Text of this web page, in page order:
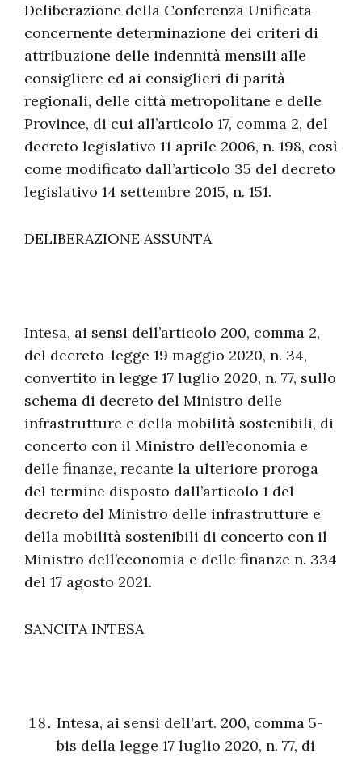
Deliberazione della Conferenza Unificata
concernente determinazione dei criteri di
attribuzione delle indennità mensili alle
consigliere ed ai consiglieri di parità
regionali, delle città metropolitane e delle
Province, di cui all’articolo 17, comma 2, del
decreto legislativo 11 aprile 2006, n. 198, così
come modificato dall’articolo 35 del decreto
legislativo 14 settembre 2015, n. 151.
DELIBERAZIONE ASSUNTA
Intesa, ai sensi dell’articolo 200, comma 2,
del decreto-legge 19 maggio 2020, n. 34,
convertito in legge 17 luglio 2020, n. 77, sullo
schema di decreto del Ministro delle
infrastrutture e della mobilità sostenibili, di
concerto con il Ministro dell’economia e
delle finanze, recante la ulteriore proroga
del termine disposto dall’articolo 1 del
decreto del Ministro delle infrastrutture e
della mobilità sostenibili di concerto con il
Ministro dell’economia e delle finanze n. 334
del 17 agosto 2021.
SANCITA INTESA
Intesa, ai sensi dell’art. 200, comma 5-
bis della legge 17 luglio 2020, n. 77, di